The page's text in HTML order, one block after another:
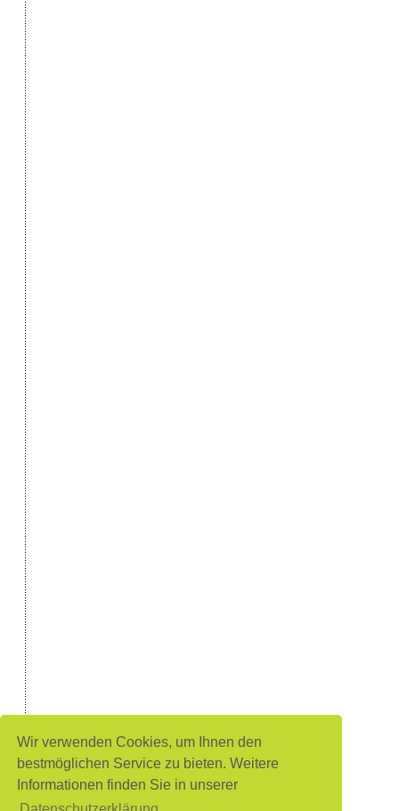
Wir verwenden Cookies, um Ihnen den
bestmöglichen Service zu bieten. Weitere
Informationen finden Sie in unserer